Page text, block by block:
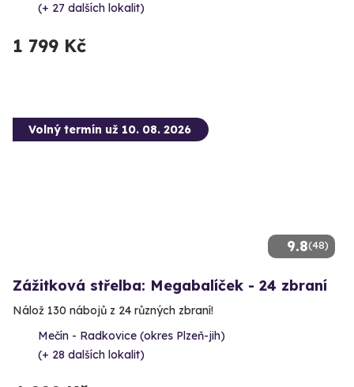
(+ 27 dalších lokalit)
1 799 Kč
9.8(48)
Volný termín už 10. 08. 2026
Zážitková střelba: Megabalíček - 24 zbraní
Nálož 130 nábojů z 24 různých zbraní!
Mečín - Radkovice (okres Plzeň-jih)
(+ 28 dalších lokalit)